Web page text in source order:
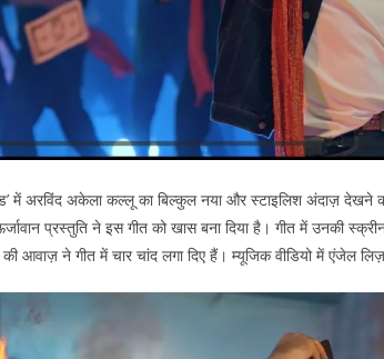
में अरविंद अकेला कल्लू का बिल्कुल नया और स्टाइलिश अंदाज़
प्रस्तुति ने इस गीत को खास बना दिया है। गीत में उनकी
की आवाज़ ने गीत में चार चांद लगा दिए हैं। म्यूजिक वीडियो में एंजेल